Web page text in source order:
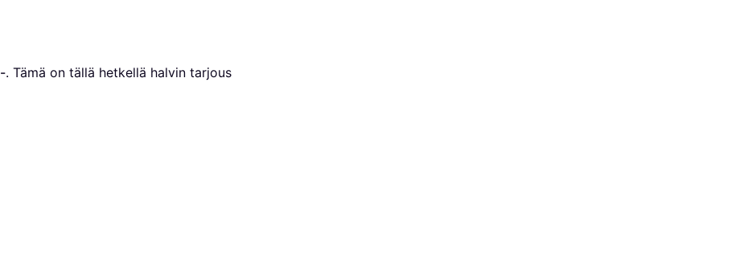
-. Tämä on tällä hetkellä halvin tarjous